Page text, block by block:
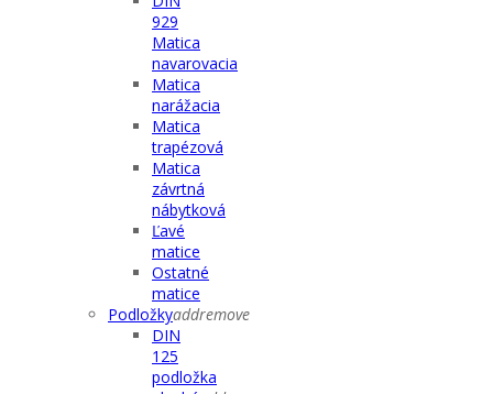
929
Matica
navarovacia
Matica
narážacia
Matica
trapézová
Matica
závrtná
nábytková
Ľavé
matice
Ostatné
matice
Podložkyaddremove
DIN
125
podložka